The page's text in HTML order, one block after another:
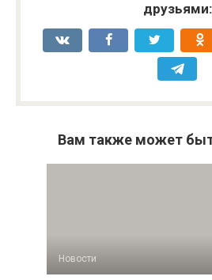
друзьями:
Вам также может
Новости